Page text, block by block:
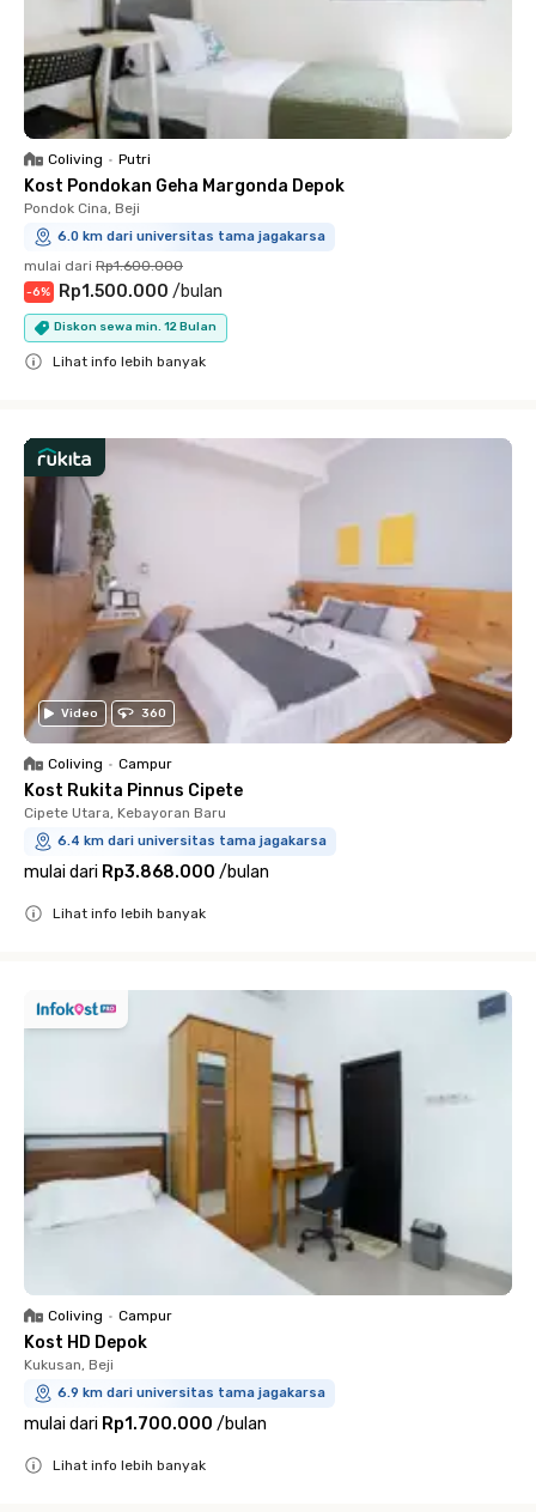
Coliving • Putri
Kost Pondokan Geha Margonda Depok
Pondok Cina, Beji
6.0 km dari universitas tama jagakarsa
mulai dari Rp1.600.000
-6% Rp1.500.000 /bulan
Diskon sewa min. 12 Bulan
Lihat info lebih banyak
Video 360
Coliving • Campur
Kost Rukita Pinnus Cipete
Cipete Utara, Kebayoran Baru
6.4 km dari universitas tama jagakarsa
mulai dari Rp3.868.000 /bulan
Lihat info lebih banyak
Coliving • Campur
Kost HD Depok
Kukusan, Beji
6.9 km dari universitas tama jagakarsa
mulai dari Rp1.700.000 /bulan
Lihat info lebih banyak